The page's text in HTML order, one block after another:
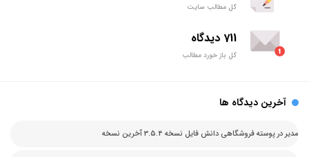
کل مطالب سایت
711 دیدگاه
کل باز خورد مطالب
آخرین دیدگاه ها
مدیردرپوسته فروشگاهی دانش فایل نسخه 3.5.4 آخرین نسخه